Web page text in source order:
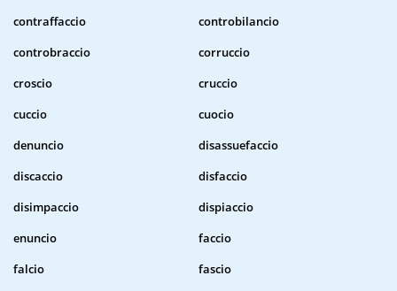
contraffaccio
controbilancio
controbraccio
corruccio
croscio
cruccio
cuccio
cuocio
denuncio
disassuefaccio
discaccio
disfaccio
disimpaccio
dispiaccio
enuncio
faccio
falcio
fascio